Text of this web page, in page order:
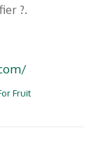
?.
Fruit